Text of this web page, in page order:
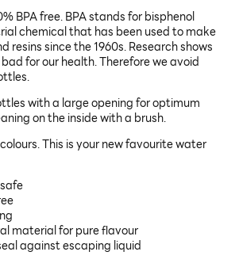
BPA free. BPA stands for bisphenol
chemical that has been used to make
resins since the 1960s. Research shows
for our health. Therefore we avoid
with a large opening for optimum
on the inside with a brush.
This is your new favourite water
material for pure flavour
against escaping liquid